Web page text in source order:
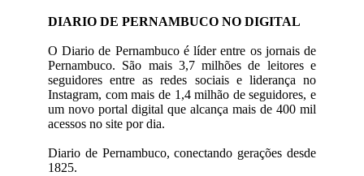
DIARIO DE PERNAMBUCO NO DIGITAL
O Diario de Pernambuco é líder entre os jornais de
Pernambuco. São mais 3,7 milhões de leitores e
seguidores entre as redes sociais e liderança no
Instagram, com mais de 1,4 milhão de seguidores, e
um novo portal digital que alcança mais de 400 mil
acessos no site por dia.
Diario de Pernambuco, conectando gerações desde
1825.